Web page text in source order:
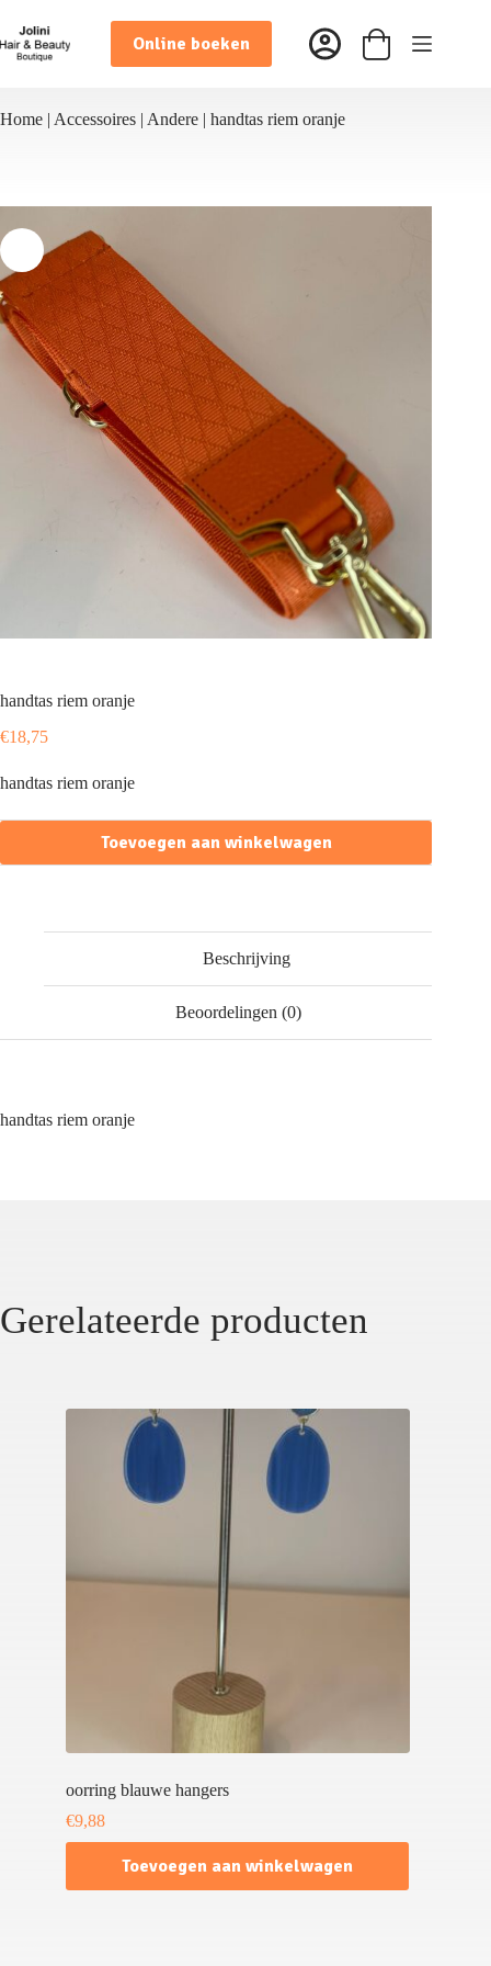
naar
de
inhoud
Online boeken Winkelwagen
Home | Accessoires | Andere | handtas riem oranje
handtas riem oranje
€18,75
handtas riem oranje
Toevoegen aan winkelwagen
Beschrijving
Beoordelingen (0)
handtas riem oranje
Gerelateerde producten
oorring blauwe hangers
€9,88
Toevoegen aan winkelwagen